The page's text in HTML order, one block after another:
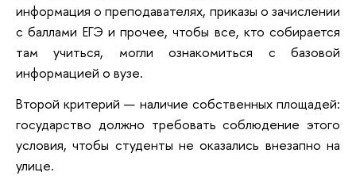
информация о преподавателях, приказы о зачислении
с баллами ЕГЭ и прочее, чтобы все, кто собирается
там учиться, могли ознакомиться с базовой
информацией о вузе.
Второй критерий — наличие собственных площадей:
государство должно требовать соблюдение этого
условия, чтобы студенты не оказались внезапно на
улице.